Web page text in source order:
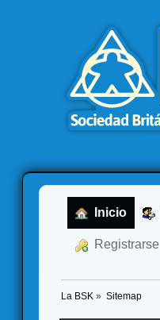
Inicio
Registrarse
La BSK » Sitemap